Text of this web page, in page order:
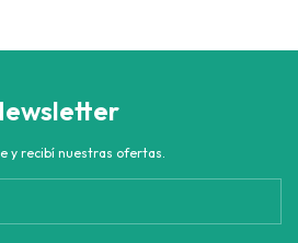
y recibí nuestras ofertas.